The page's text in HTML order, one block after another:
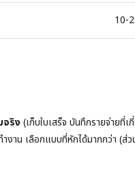
10-
จริง (เก็บใบเสร็จ บันทึกรายจ่ายที่
งาน เลือกแบบที่หักได้มากกว่า (ส่